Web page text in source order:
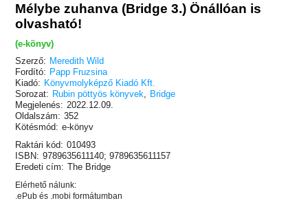
Mélybe zuhanva (Bridge 3.) Önállóan is
olvasható!
(e-könyv)
Szerző: Meredith Wild
Fordító: Papp Fruzsina
Kiadó: Könyvmolyképző Kiadó Kft.
Sorozat: Rubin pöttyös könyvek
Bridge
Megjelenés: 2022.12.09.
Oldalszám: 352
Kötésmód: e-könyv
Raktári kód: 010493
ISBN: 9789635611140; 9789635611157
Eredeti cím: The Bridge
Elérhető nálunk:
.ePub és .mobi formátumban